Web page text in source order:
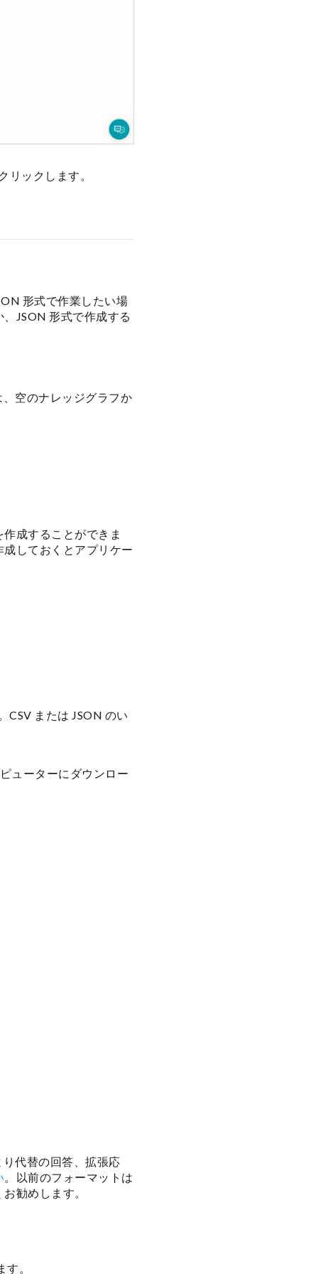
リックします。
形式で作業したい場
JSON 形式で作成する
空のナレッジグラフか
成することができま
しておくとアプリケー
CSV または JSON のい
ューターにダウンロー
代替の回答、拡張応
。以前のフォーマットは
勧めします。
。